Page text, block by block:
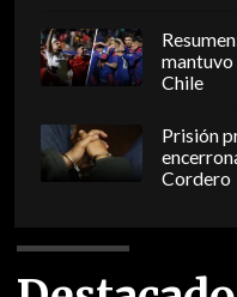
mantuvo
Chile
Prisión
Cordero